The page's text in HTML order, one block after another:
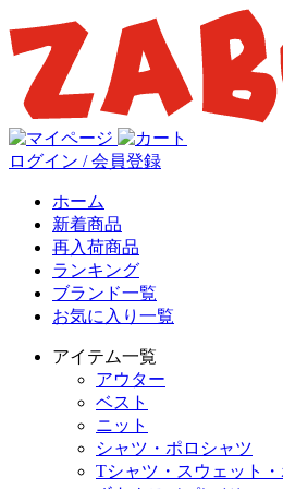
ログイン / 会員登録
ホーム
新着商品
再入荷商品
ランキング
ブランド一覧
お気に入り一覧
アイテム一覧
アウター
ベスト
ニット
シャツ・ポロシャツ
Tシャツ・スウェット